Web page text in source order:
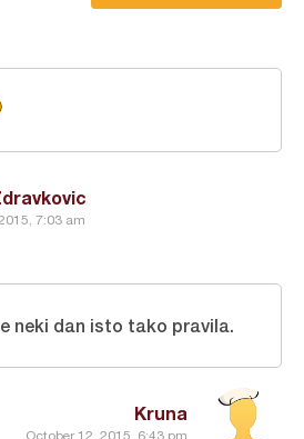
7:03 am
Kruna
October 12, 2015, 6:43 pm
neki dan isto tako pravila.